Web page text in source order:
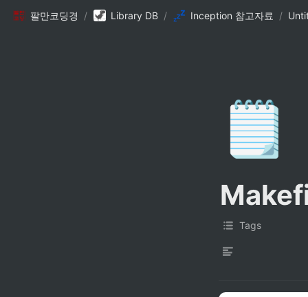
팔만코딩경 / Library DB / Inception 참고자료 /
🗒️
Tags